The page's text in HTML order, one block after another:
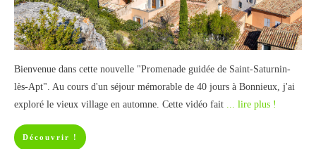
Bienvenue dans cette nouvelle "Promenade guidée de Saint-Saturnin-
lès-Apt". Au cours d'un séjour mémorable de 40 jours à Bonnieux, j'ai
exploré le vieux village en automne. Cette vidéo fait ... lire plus !
Découvrir !